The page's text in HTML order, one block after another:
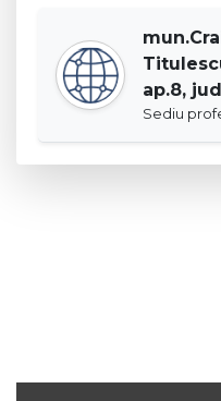
ap.8,
Sediu